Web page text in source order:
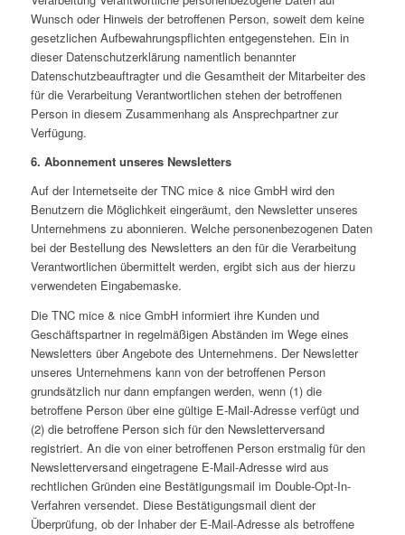
Wunsch oder Hinweis der betroffenen Person, soweit dem keine
gesetzlichen Aufbewahrungspflichten entgegenstehen. Ein in
dieser Datenschutzerklärung namentlich benannter
Datenschutzbeauftragter und die Gesamtheit der Mitarbeiter des
für die Verarbeitung Verantwortlichen stehen der betroffenen
Person in diesem Zusammenhang als Ansprechpartner zur
Verfügung.
6. Abonnement unseres Newsletters
Auf der Internetseite der TNC mice & nice GmbH wird den
Benutzern die Möglichkeit eingeräumt, den Newsletter unseres
Unternehmens zu abonnieren. Welche personenbezogenen Daten
bei der Bestellung des Newsletters an den für die Verarbeitung
Verantwortlichen übermittelt werden, ergibt sich aus der hierzu
verwendeten Eingabemaske.
Die TNC mice & nice GmbH informiert ihre Kunden und
Geschäftspartner in regelmäßigen Abständen im Wege eines
Newsletters über Angebote des Unternehmens. Der Newsletter
unseres Unternehmens kann von der betroffenen Person
grundsätzlich nur dann empfangen werden, wenn (1) die
betroffene Person über eine gültige E-Mail-Adresse verfügt und
(2) die betroffene Person sich für den Newsletterversand
registriert. An die von einer betroffenen Person erstmalig für den
Newsletterversand eingetragene E-Mail-Adresse wird aus
rechtlichen Gründen eine Bestätigungsmail im Double-Opt-In-
Verfahren versendet. Diese Bestätigungsmail dient der
Überprüfung, ob der Inhaber der E-Mail-Adresse als betroffene